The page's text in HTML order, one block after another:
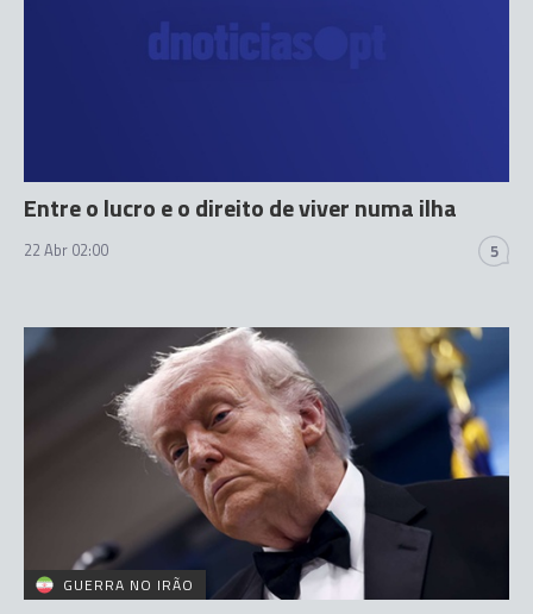
Entre o lucro e o direito de viver numa ilha
22 Abr 02:00 5
GUERRA NO IRÃO